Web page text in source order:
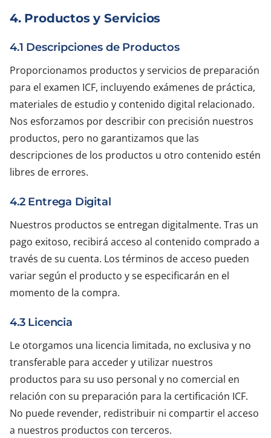
4. Productos y Servicios
4.1 Descripciones de Productos
Proporcionamos productos y servicios de preparación
para el examen ICF, incluyendo exámenes de práctica,
materiales de estudio y contenido digital relacionado.
Nos esforzamos por describir con precisión nuestros
productos, pero no garantizamos que las
descripciones de los productos u otro contenido estén
libres de errores.
4.2 Entrega Digital
Nuestros productos se entregan digitalmente. Tras un
pago exitoso, recibirá acceso al contenido comprado a
través de su cuenta. Los términos de acceso pueden
variar según el producto y se especificarán en el
momento de la compra.
4.3 Licencia
Le otorgamos una licencia limitada, no exclusiva y no
transferable para acceder y utilizar nuestros
productos para su uso personal y no comercial en
relación con su preparación para la certificación ICF.
No puede revender, redistribuir ni compartir el acceso
a nuestros productos con terceros.